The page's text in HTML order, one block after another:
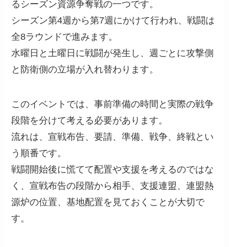
るシーズン資源争奪戦の一つです。
シーズン第4週から第7週にかけて行われ、戦闘は
全8ラウンドで進みます。
水曜日と土曜日に戦闘が発生し、週ごとに攻撃側
と防衛側の立場が入れ替わります。
このイベントでは、事前準備の時間と実際の戦争
段階を分けて考える必要があります。
流れは、宣戦布告、要請、準備、戦争、終戦とい
う順番です。
戦闘開始後に慌てて配置や支援を考えるのではな
く、宣戦布告の段階から相手、支援連盟、連盟熱
源炉の位置、基地配置を見ておくことが大切で
す。